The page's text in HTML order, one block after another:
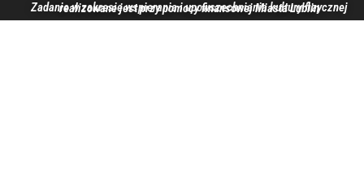
Zadanie w zakresie wspierania i upowszechniania kultury fizycznej realizowane jest przy pomocy finansowej Miasta Lublin